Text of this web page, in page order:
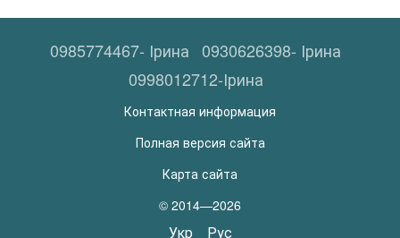
0985774467- Ірина 0930626398- Ірина
0998012712-Ірина
Контактная информация
Полная версия сайта
Карта сайта
© 2014—2026
Укр Рус